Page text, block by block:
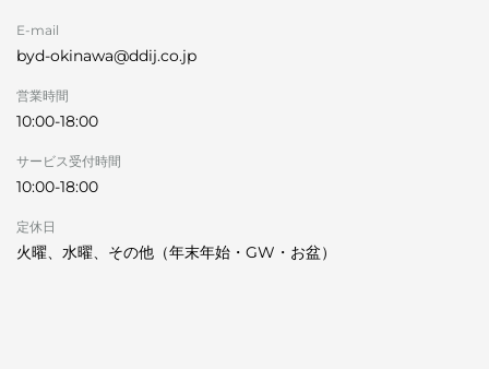
E-mail
byd-okinawa@ddij.co.jp
営業時間
10:00-18:00
サービス受付時間
10:00-18:00
定休日
火曜、水曜、その他（年末年始・GW・お盆）